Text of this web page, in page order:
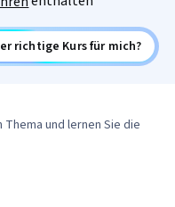
richtige Kurs für mich?
Thema und lernen Sie die